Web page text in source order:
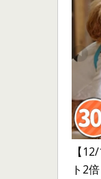
【
ト2